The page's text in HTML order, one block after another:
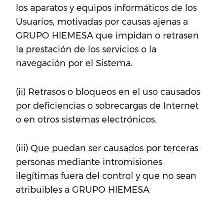
los aparatos y equipos informáticos de los
Usuarios, motivadas por causas ajenas a
GRUPO HIEMESA que impidan o retrasen
la prestación de los servicios o la
navegación por el Sistema.
(ii) Retrasos o bloqueos en el uso causados
por deficiencias o sobrecargas de Internet
o en otros sistemas electrónicos.
(iii) Que puedan ser causados por terceras
personas mediante intromisiones
ilegítimas fuera del control y que no sean
atribuibles a GRUPO HIEMESA